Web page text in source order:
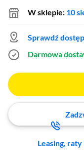
W sklepie: 10
Sprawdź
Darmowa
Leasing,